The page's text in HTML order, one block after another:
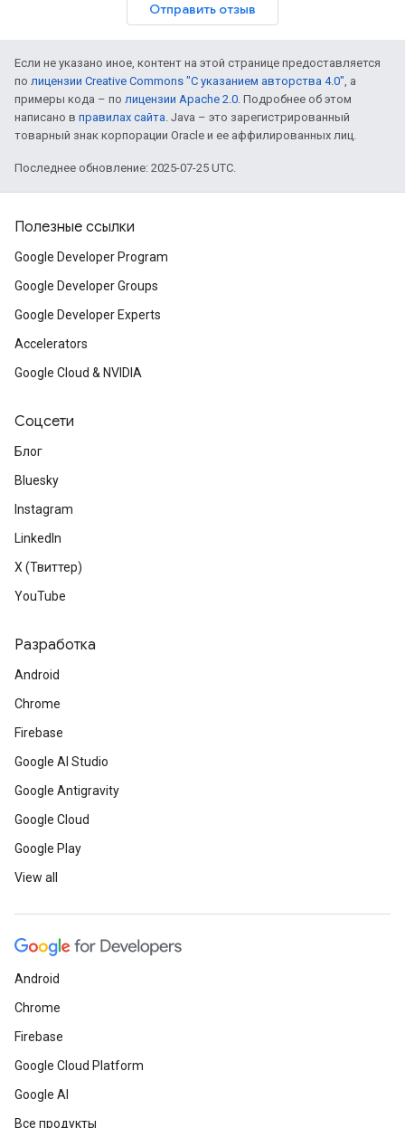
Отправить отзыв
Если не указано иное, контент на этой странице предоставляется
по лицензии Creative Commons "С указанием авторства 4.0", а
примеры кода – по лицензии Apache 2.0. Подробнее об этом
написано в правилах сайта. Java – это зарегистрированный
товарный знак корпорации Oracle и ее аффилированных лиц.
Последнее обновление: 2025-07-25 UTC.
Полезные ссылки
Google Developer Program
Google Developer Groups
Google Developer Experts
Accelerators
Google Cloud & NVIDIA
Соцсети
Блог
Bluesky
Instagram
LinkedIn
X (Твиттер)
YouTube
Разработка
Android
Chrome
Firebase
Google AI Studio
Google Antigravity
Google Cloud
Google Play
View all
Android
Chrome
Firebase
Google Cloud Platform
Google AI
Все продукты